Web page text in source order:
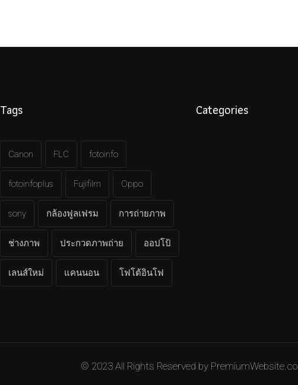
Tags
Canon FLC fotoinfo
fotoinfoplus Fujifilm Oppo
sony กล้องฟูลเฟรม การถ่ายภาพ
ช่างภาพ ประกวดภาพถ่าย ออปโป้
เลนส์ใหม่ แคนนอน โฟโต้อินโฟ
Categories
© 2023 All Rights Reserved by PremiumWebsite.co